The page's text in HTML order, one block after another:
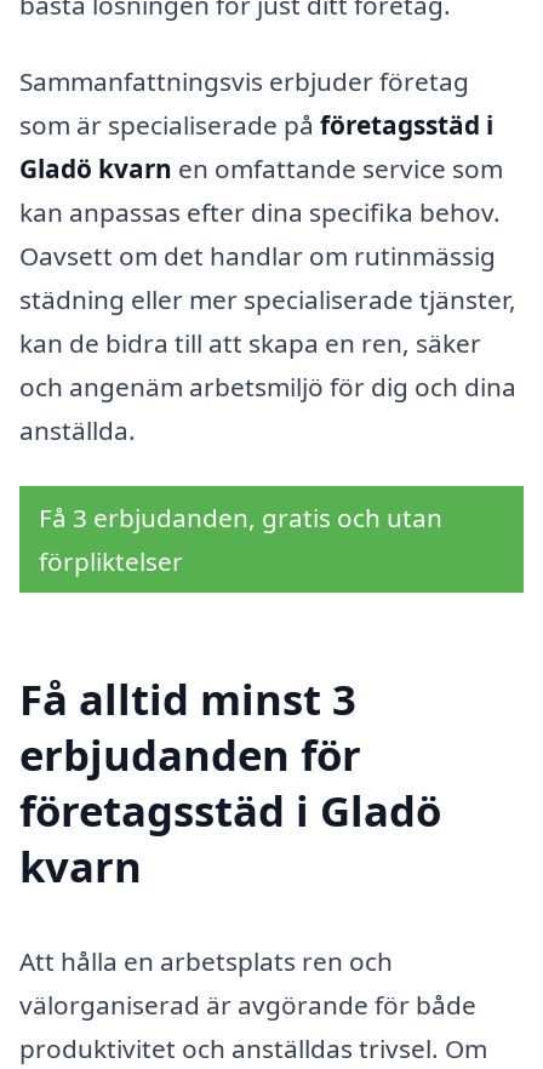
Sammanfattningsvis erbjuder företag
som är specialiserade på företagsstäd i
Gladö kvarn en omfattande service som
kan anpassas efter dina specifika behov.
Oavsett om det handlar om rutinmässig
städning eller mer specialiserade tjänster,
kan de bidra till att skapa en ren, säker
och angenäm arbetsmiljö för dig och dina
anställda.
Få 3 erbjudanden, gratis och utan
förpliktelser
Få alltid minst 3
erbjudanden för
företagsstäd i Gladö
kvarn
Att hålla en arbetsplats ren och
välorganiserad är avgörande för både
produktivitet och anställdas trivsel. Om